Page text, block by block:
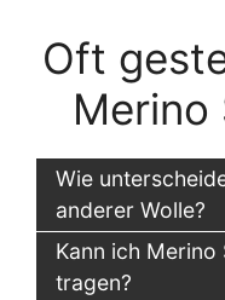
Oft
Merino
Wie
anderer Wolle?
Kann ich Merino
tragen?